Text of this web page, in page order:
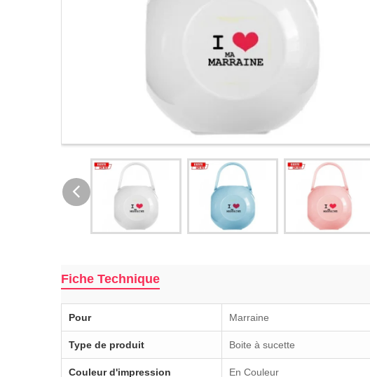
Fiche Technique
Pour Marraine
Type de produit Boite à sucette
Couleur d'impression En Couleur